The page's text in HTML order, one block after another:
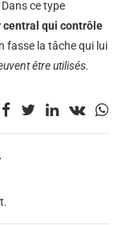
ce type
central qui contrôle
fasse la tâche qui lui
être utilisés.